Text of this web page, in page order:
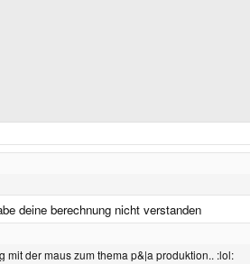
deine berechnung nicht verstanden
mit der maus zum thema p&|a produktion.. :lol: